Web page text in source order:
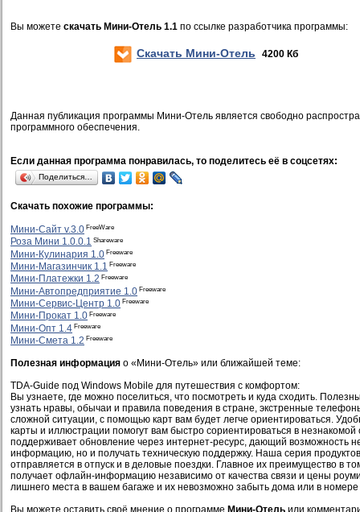
Вы можете скачать Мини-Отель 1.1 по ссылке разработчика программы:
Скачать Мини-Отель 4200 Кб
Данная публикация программы Мини-Отель является свободно
программного обеспечения.
Если данная программа понравилась, то поделитесь её в соцсетях:
Поделиться…
Скачать похожие программы:
Мини-Сайт v.3.0 FreeWare
Роза Мини 1.0.0.1 Shareware
Мини-Кулинария 1.0 Freeware
Мини-Магазинчик 1.1 Freeware
Мини-Платежки 1.2 Freeware
Мини-Автопредприятие 1.0 Freeware
Мини-Сервис-Центр 1.0 Freeware
Мини-Прокат 1.0 Freeware
Мини-Опт 1.4 Freeware
Мини-Смета 1.2 Freeware
Полезная информация о «Мини-Отель» или ближайшей теме:
TDA-Guide под Windows Mobile для путешествия с комфортом:
Вы узнаете, где можно поселиться, что посмотреть и куда сходить.
узнать нравы, обычаи и правила поведения в стране, экстренные
сложной ситуации, с помощью карт вам будет легче ориентироваться.
карты и иллюстрации помогут вам быстро сориентироваться в
поддерживает обновление через интернет-ресурс, дающий возможность
информацию, но и получать техническую поддержку. Наша серия
отправляется в отпуск и в деловые поездки. Главное их преимущество в
получает офлайн-информацию независимо от качества связи и цены
лишнего места в вашем багаже и их невозможно забыть дома или в